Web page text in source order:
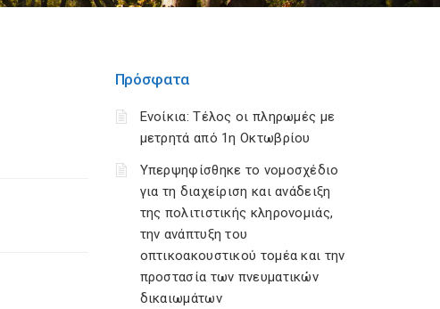
Πρόσφατα
Ενοίκια: Τέλος οι πληρωμές με
μετρητά από 1η Οκτωβρίου
Υπερψηφίσθηκε το νομοσχέδιο
για τη διαχείριση και ανάδειξη
της πολιτιστικής κληρονομιάς,
την ανάπτυξη του
οπτικοακουστικού τομέα και την
προστασία των πνευματικών
δικαιωμάτων